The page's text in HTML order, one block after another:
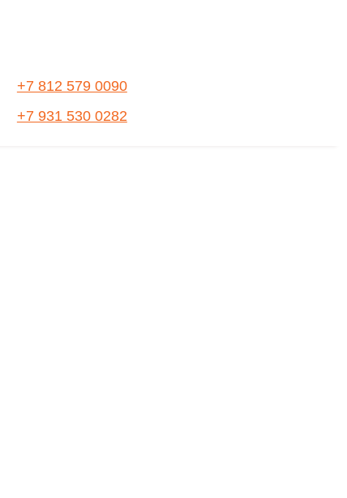
+7 812 579 0090
+7 931 530 0282